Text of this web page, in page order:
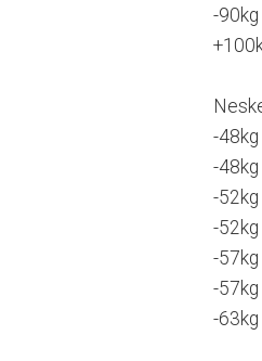
-
-
-
-52kg
-
-57kg
-
-